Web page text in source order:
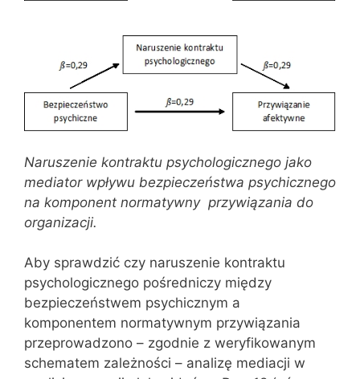
Naruszenie kontraktu psychologicznego jako
mediator wpływu bezpieczeństwa psychicznego
na komponent normatywny przywiązania do
organizacji.
Aby sprawdzić czy naruszenie kontraktu
psychologicznego pośredniczy między
bezpieczeństwem psychicznym a
komponentem normatywnym przywiązania
przeprowadzono – zgodnie z weryfikowanym
schematem zależności – analizę mediacji w